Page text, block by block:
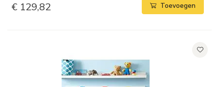
€ 129,82 Toevoegen